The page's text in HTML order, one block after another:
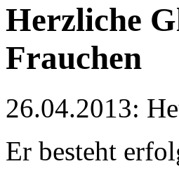
Herzliche
Frauchen
26.04.2013:
Er besteht